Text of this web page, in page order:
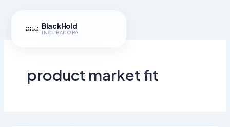
contenido BlackHold
INCUBADORA
product market fit